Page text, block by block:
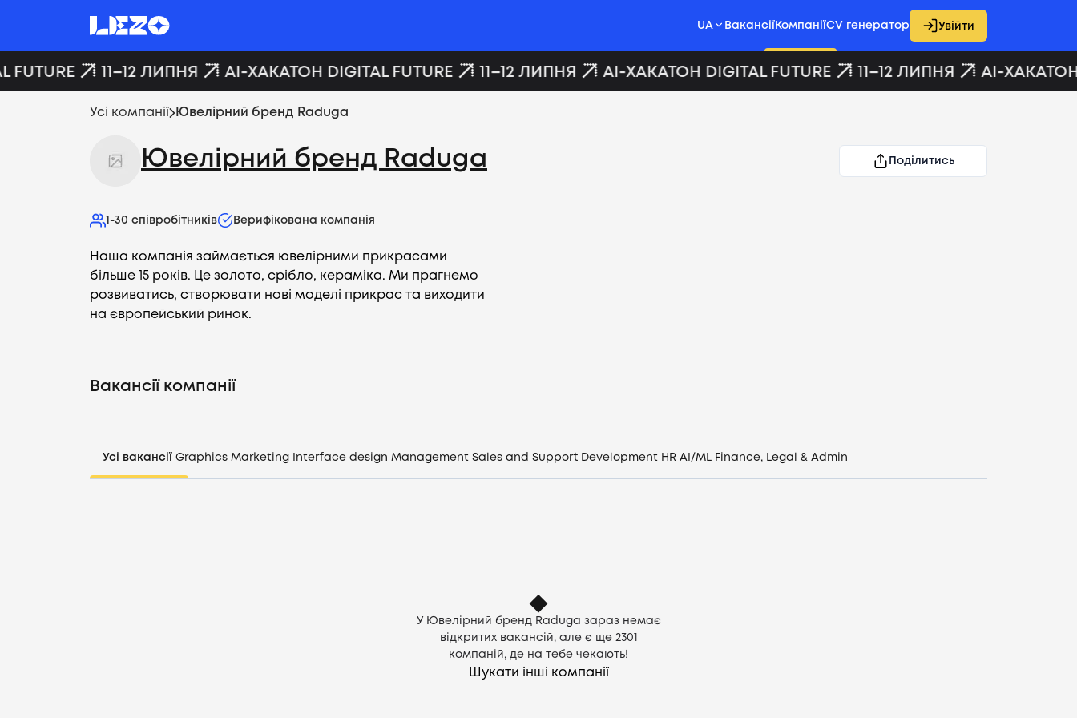
UA Вакансії КомпаніїCV генератор Увійти
11–12 ЛИПНЯ AI-ХАКАТОН DIGITAL FUTURE 11–12 ЛИПНЯ AI-ХАКАТОН DIGITAL FUTURE 11–12 ЛИПНЯ AI-ХАКАТОН
Усі компанії Ювелірний бренд Raduga
Ювелірний бренд Raduga Поділитись
1-30 співробітників Верифікована компанія
Наша компанія займається ювелірними прикрасами
більше 15 років. Це золото, срібло, кераміка. Ми прагнемо
розвиватись, створювати нові моделі прикрас та виходити
на європейський ринок.
Вакансії компанії
Усі вакансії Graphics Marketing Interface design Management Sales and Support Development HR AI/ML Finance, Legal & Admin
У Ювелірний бренд Raduga зараз немає
відкритих вакансій, але є ще 2301
компаній, де на тебе чекають!
Шукати інші компанії